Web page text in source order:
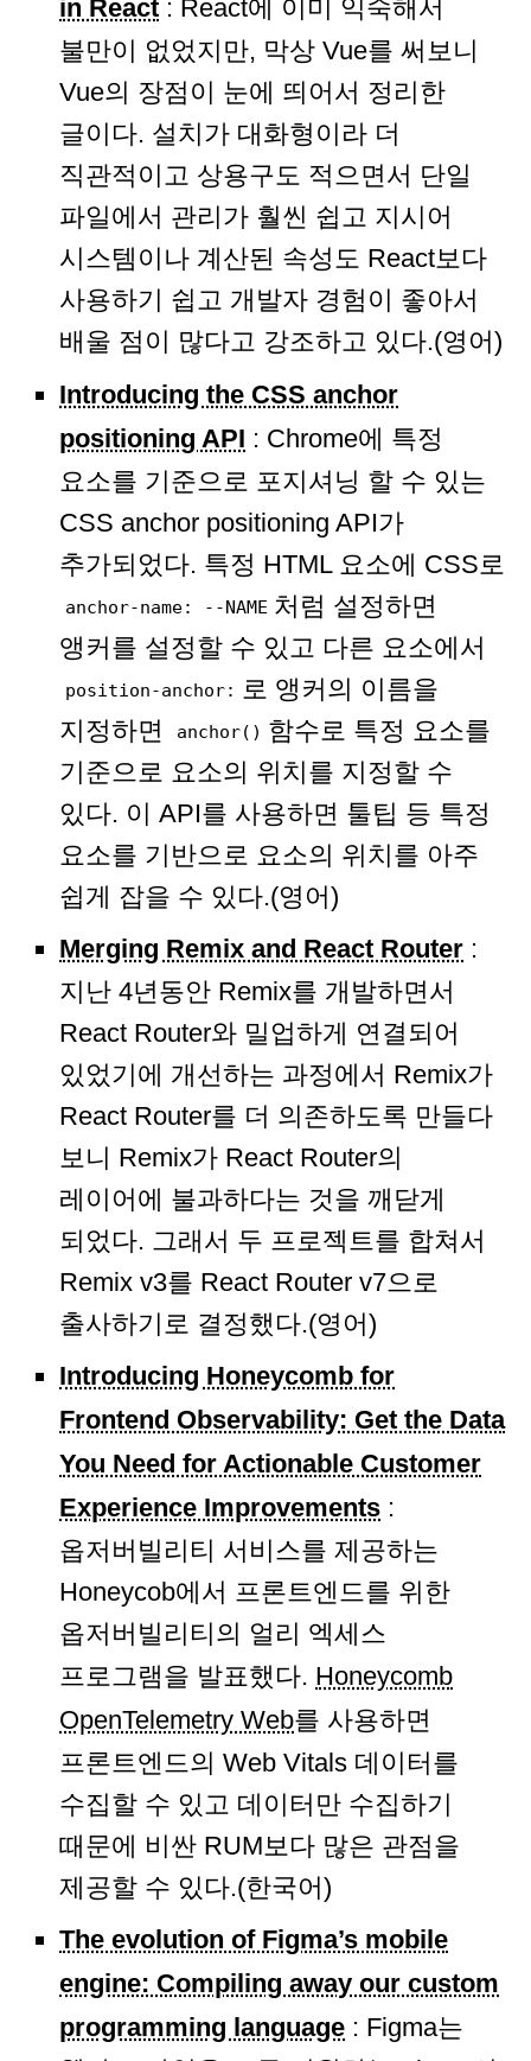
in React : React에 이미 익숙해서
불만이 없었지만, 막상 Vue를 써보니
Vue의 장점이 눈에 띄어서 정리한
글이다. 설치가 대화형이라 더
직관적이고 상용구도 적으면서 단일
파일에서 관리가 훨씬 쉽고 지시어
시스템이나 계산된 속성도 React보다
사용하기 쉽고 개발자 경험이 좋아서
배울 점이 많다고 강조하고 있다.(영어)
Introducing the CSS anchor
positioning API : Chrome에 특정
요소를 기준으로 포지셔닝 할 수 있는
CSS anchor positioning API가
추가되었다. 특정 HTML 요소에 CSS로
anchor-name: --NAME 처럼 설정하면
앵커를 설정할 수 있고 다른 요소에서
position-anchor:
로 앵커의 이름을
지정하면
anchor() 함수로 특정 요소를
기준으로 요소의 위치를 지정할 수
있다. 이 API를 사용하면 툴팁 등 특정
요소를 기반으로 요소의 위치를 아주
쉽게 잡을 수 있다.(영어)
Merging Remix and React Router :
지난 4년동안 Remix를 개발하면서
React Router와 밀업하게 연결되어
있었기에 개선하는 과정에서 Remix가
React Router를 더 의존하도록 만들다
보니 Remix가 React Router의
레이어에 불과하다는 것을 깨닫게
되었다. 그래서 두 프로젝트를 합쳐서
Remix v3를 React Router v7으로
출사하기로 결정했다.(영어)
Introducing Honeycomb for
Frontend Observability: Get the Data
You Need for Actionable Customer
Experience Improvements :
옵저버빌리티 서비스를 제공하는
Honeycob에서 프론트엔드를 위한
옵저버빌리티의 얼리 엑세스
프로그램을 발표했다. Honeycomb
OpenTelemetry Web를 사용하면
프론트엔드의 Web Vitals 데이터를
수집할 수 있고 데이터만 수집하기
때문에 비싼 RUM보다 많은 관점을
제공할 수 있다.(한국어)
The evolution of Figma’s mobile
engine: Compiling away our custom
programming language : Figma는